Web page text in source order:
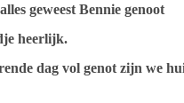
geweest Bennie genoot
heerlijk.
dag vol genot zijn we